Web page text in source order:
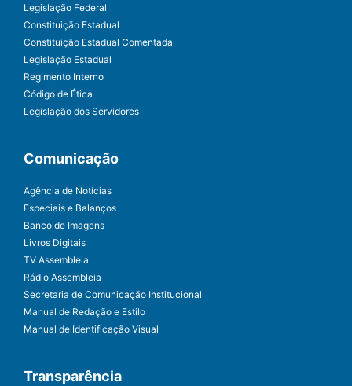
Legislação Federal
Constituição Estadual
Constituição Estadual Comentada
Legislação Estadual
Regimento Interno
Código de Ética
Legislação dos Servidores
Comunicação
Agência de Notícias
Especiais e Balanços
Banco de Imagens
Livros Digitais
TV Assembleia
Rádio Assembleia
Secretaria de Comunicação Institucional
Manual de Redação e Estilo
Manual de Identificação Visual
Transparência